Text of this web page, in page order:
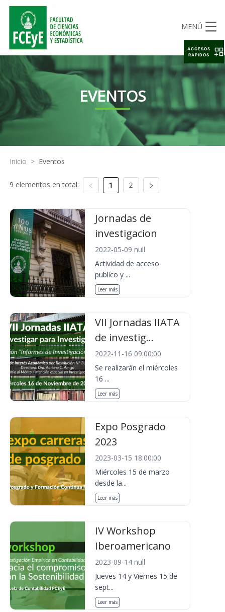
MENÚ
EVENTOS
Inicio > Eventos
9 elementos en total: 1 2
Jornadas de
investigacion
2022-05-09 null
Actividad de acceso
publico y ...
Leer más
VII Jornadas IIATA
de investig...
2022-11-16 09:00:00
Se realizarán el miércoles
16 ...
Leer más
Expo Posgrado
2023
2023-03-15 18:00:00
Miércoles 15 de marzo
desde la...
Leer más
IV Workshop
Iberoamericano
2023-09-14 null
Jueves 14 y Viernes 15 de
sept...
Leer más
ACCESOS
RAPIDOS